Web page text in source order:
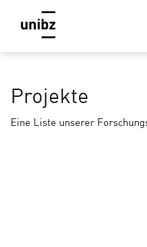
Projekte
Eine Liste unserer